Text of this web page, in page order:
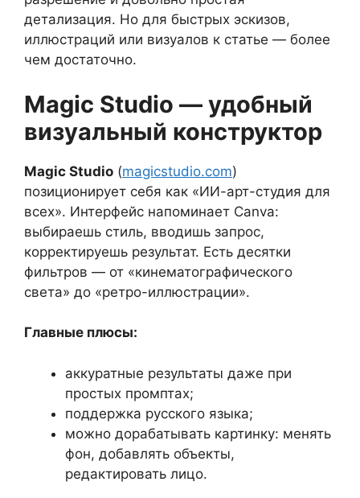
детализация. Но для быстрых эскизов,
иллюстраций или визуалов к статье — более
чем достаточно.
Magic Studio — удобный
визуальный конструктор
Magic Studio (magicstudio.com)
позиционирует себя как «ИИ-арт-студия для
всех». Интерфейс напоминает Canva:
выбираешь стиль, вводишь запрос,
корректируешь результат. Есть десятки
фильтров — от «кинематографического
света» до «ретро-иллюстрации».
Главные плюсы:
аккуратные результаты даже при
простых промптах;
поддержка русского языка;
можно дорабатывать картинку: менять
фон, добавлять объекты,
редактировать лицо.